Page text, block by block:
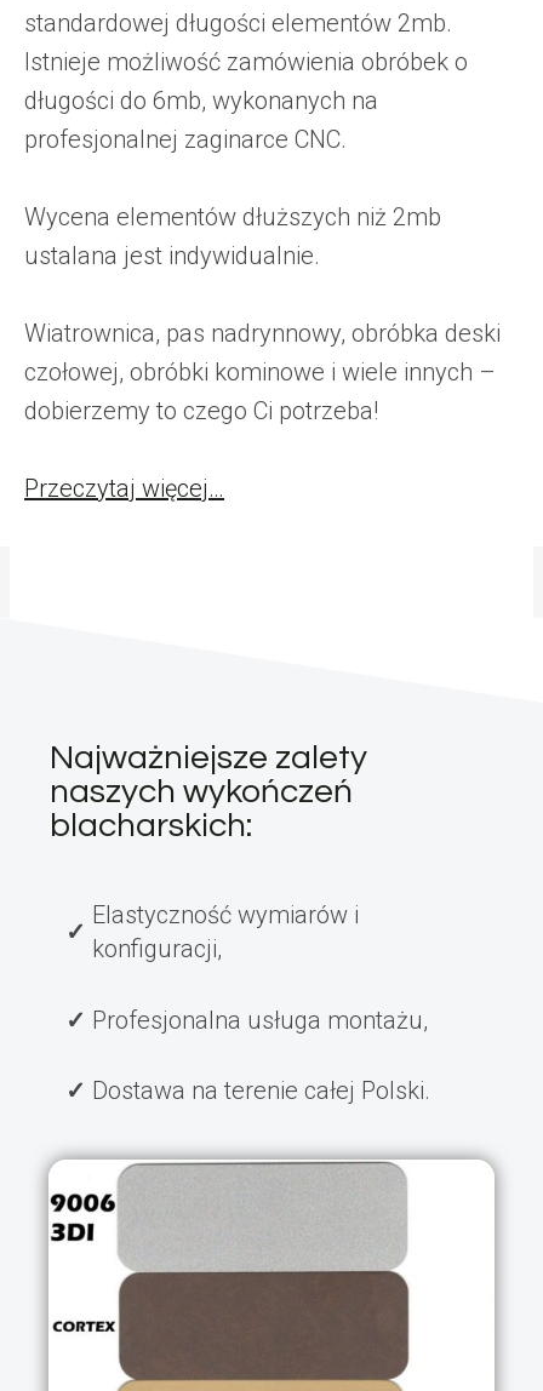
standardowej długości elementów 2mb.
Istnieje możliwość zamówienia obróbek o
długości do 6mb, wykonanych na
profesjonalnej zaginarce CNC.
Wycena elementów dłuższych niż 2mb
ustalana jest indywidualnie.
Wiatrownica, pas nadrynnowy, obróbka deski
czołowej, obróbki kominowe i wiele innych –
dobierzemy to czego Ci potrzeba!
Przeczytaj więcej…
Najważniejsze zalety
naszych wykończeń
blacharskich:
Elastyczność wymiarów i
konfiguracji,
Profesjonalna usługa montażu,
Dostawa na terenie całej Polski.